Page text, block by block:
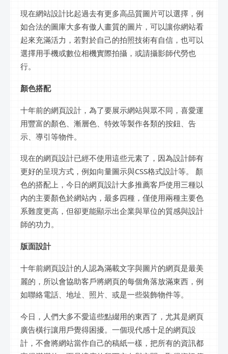
現在網站設計比起過去有更多高品質圖片可以選擇，例
如合法的圖庫大多有傲人畫質的圖片，可以讓你網站看
起來充滿活力，若對於自己的拍照技術有自信，也可以
選擇用手機或數位相機實際拍攝，或請攝影師代勞也
行。
顏色搭配
十年前的網頁設計，為了要展示網站與眾不同，喜愛運
用豐富的顏色、漸層色、特效等製作各類的按鈕、告
示、導引等物件。
現在的網頁設計已經不使用這些元素了，因為設計師有
更好的呈現方式，例如向量圖示與CSS格式設計等。 顏
色的搭配上，今日的網頁設計大多推薦客戶使用三種以
內的主要顏色於網站內，最多四種，僅使用兩種主要色
系難度更高，但卻更能顯示出企業與單位的質感與設計
師的功力。
版面設計
十年前網頁設計的人認為滿載文字與圖片的網頁是最美
麗的，所以會協助客戶將網頁的每個角落放滿東西，例
如聯絡電話、地址、照片、或是一些裝飾物件等。
今日，人們大多不愛這些點綴用的東西了，尤其是網頁
廣告橫行讓用戶覺得困擾。一個現代感十足的網頁設
計，不會將網站當作自己的稿紙一樣，把所有的資訊都